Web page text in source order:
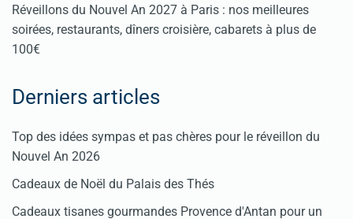
Réveillons du Nouvel An 2027 à Paris : nos meilleures
soirées, restaurants, dîners croisière, cabarets à plus de
100€
Derniers articles
Top des idées sympas et pas chères pour le réveillon du
Nouvel An 2026
Cadeaux de Noël du Palais des Thés
Cadeaux tisanes gourmandes Provence d'Antan pour un